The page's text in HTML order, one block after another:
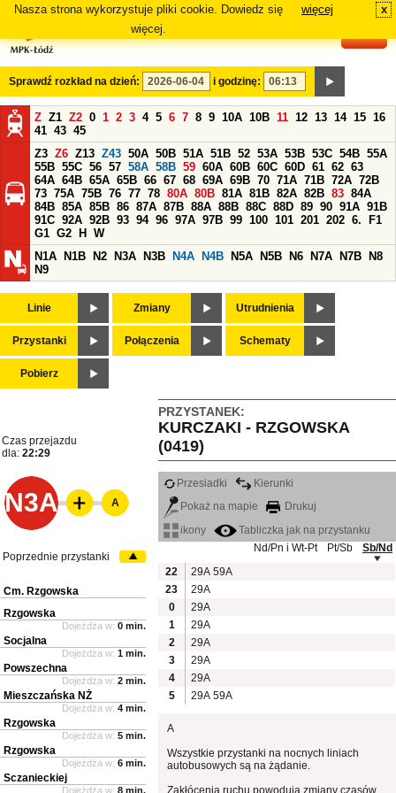
Nasza strona wykorzystuje pliki cookie. Dowiedz się
więcej.
więcej x
Sprawdź rozkład na dzień: i godzinę:
Z Z1 Z2 0 1 2 3 4 5 6 7 8 9 10A 10B 11 12 13 14 15 16
41 43 45
Z3 Z6 Z13 Z43 50A 50B 51A 51B 52 53A 53B 53C 54B 55A
55B 55C 56 57 58A 58B 59 60A 60B 60C 60D 61 62 63
64A 64B 65A 65B 66 67 68 69A 69B 70 71A 71B 72A 72B
73 75A 75B 76 77 78 80A 80B 81A 81B 82A 82B 83 84A
84B 85A 85B 86 87A 87B 88A 88B 88C 88D 89 90 91A 91B
91C 92A 92B 93 94 96 97A 97B 99 100 101 201 202 6.
F1
G1 G2 H
W
N1A
N1B N2 N3A N3B N4A N4B N5A N5B N6 N7A N7B
N8
N9
Linie Zmiany Utrudnienia
Przystanki Połączenia Schematy
Pobierz
PRZYSTANEK:
KURCZAKI - RZGOWSKA
(0419)
Czas przejazdu
dla: 22:29
N3A
Przesiadki
Kierunki
Pokaż na mapie
Drukuj
ikony
Tabliczka jak na przystanku
Nd/Pn i Wt-Pt
Pt/Sb
Sb/Nd
22
29A 59A
23
29A
0
29A
1
29A
2
29A
3
29A
4
29A
5
29A 59A
A
Wszystkie przystanki na nocnych liniach
autobusowych są na żądanie.
Zakłócenia ruchu powodują zmiany czasów
A
Poprzednie przystanki
Cm. Rzgowska
Rzgowska
Dojeżdża w: 0 min.
Socjalna
Dojeżdża w: 1 min.
Powszechna
Dojeżdża w: 2 min.
Mieszczańska NŻ
Dojeżdża w: 4 min.
Rzgowska
Dojeżdża w: 5 min.
Rzgowska
Dojeżdża w: 6 min.
Sczanieckiej
Dojeżdża w: 8 min.